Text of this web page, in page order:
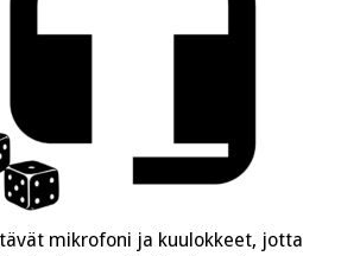
mikrofoni ja kuulokkeet, jotta